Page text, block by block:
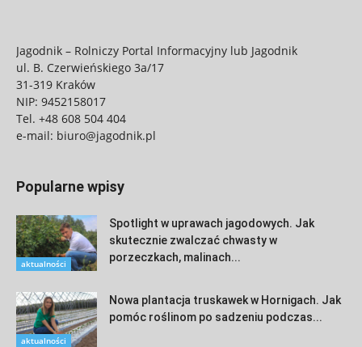
Jagodnik – Rolniczy Portal Informacyjny lub Jagodnik
ul. B. Czerwieńskiego 3a/17
31-319 Kraków
NIP: 9452158017
Tel. +48 608 504 404
e-mail: biuro@jagodnik.pl
Popularne wpisy
aktualności
Spotlight w uprawach jagodowych. Jak
skutecznie zwalczać chwasty w
porzeczkach, malinach...
aktualności
Nowa plantacja truskawek w Hornigach. Jak
pomóc roślinom po sadzeniu podczas...